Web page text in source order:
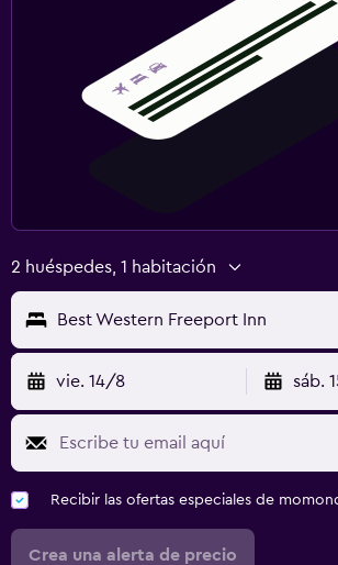
2 huéspedes, 1 habitación
Best Western Freeport Inn
vie. 14/8 sáb.
Recibir las ofertas especiales de
Crea una alerta de precio